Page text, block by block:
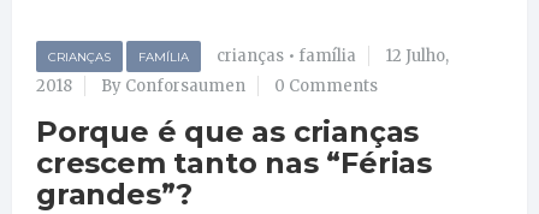
CRIANÇAS FAMÍLIA crianças • família
12 Julho,
2018
By Conforsaumen 0 Comments
Porque é que as crianças
crescem tanto nas “Férias
grandes”?